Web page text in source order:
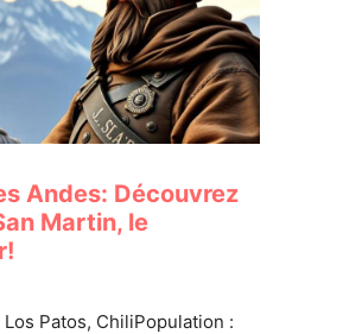
Andes: Découvrez
Martin, le
Patos, ChiliPopulation :